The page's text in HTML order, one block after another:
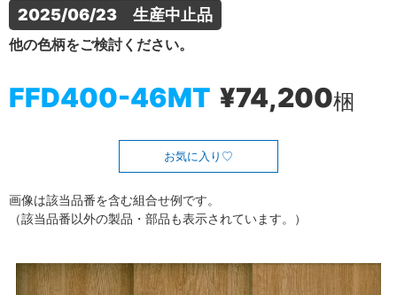
2025/06/23　生産中止品
他の色柄をご検討ください。
FFD400-46MT ¥74,200梱
お気に入り
画像は該当品番を含む組合せ例です。
（該当品番以外の製品・部品も表示されています。）